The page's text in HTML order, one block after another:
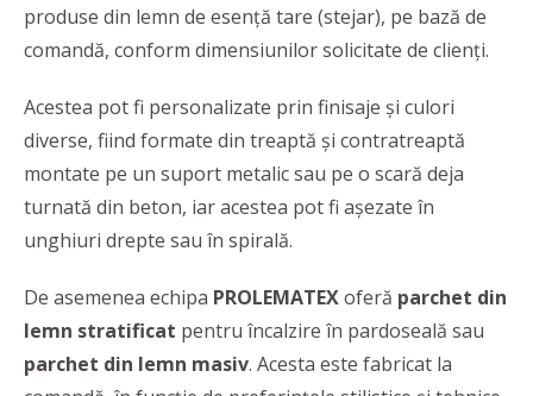
produse din lemn de esență tare (stejar), pe bază de
comandă, conform dimensiunilor solicitate de clienți.
Acestea pot fi personalizate prin finisaje și culori
diverse, fiind formate din treaptă și contratreaptă
montate pe un suport metalic sau pe o scară deja
turnată din beton, iar acestea pot fi așezate în
unghiuri drepte sau în spirală.
De asemenea echipa PROLEMATEXoferă parchet din
lemn stratificat pentru încalzire în pardoseală sau
parchet din lemn masiv. Acesta este fabricat la